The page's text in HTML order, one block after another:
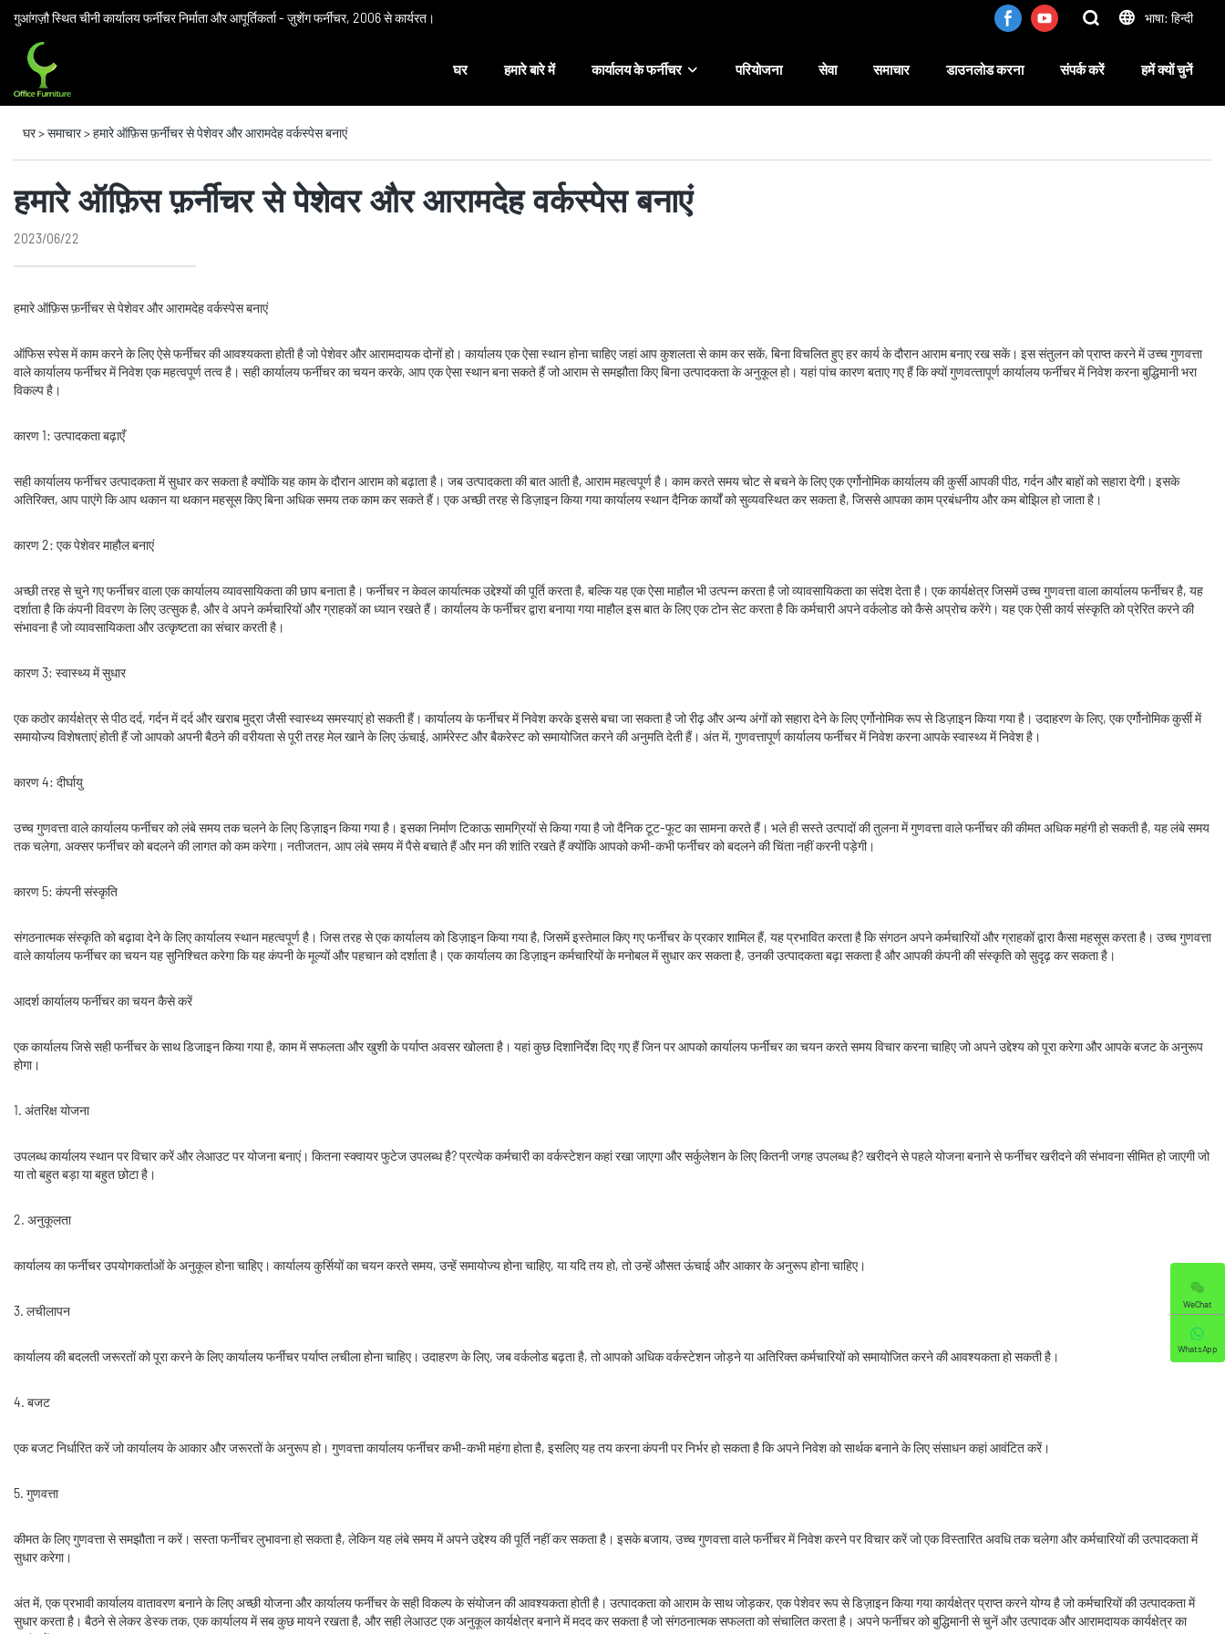
गुआंगज़ौ स्थित चीनी कार्यालय फर्नीचर निर्माता और आपूर्तिकर्ता - ज़ुशेंग फर्नीचर, 2006 से कार्यरत। भाषा: हिन्दी
घर हमारे बारे में कार्यालय के फर्नीचर परियोजना सेवा समाचार डाउनलोड करना संपर्क करें हमें क्यों चुनें
घर>समाचार>हमारे ऑफ़िस फ़र्नीचर से पेशेवर और आरामदेह वर्कस्पेस बनाएं
हमारे ऑफ़िस फ़र्नीचर से पेशेवर और आरामदेह वर्कस्पेस बनाएं
2023/06/22
हमारे ऑफ़िस फ़र्नीचर से पेशेवर और आरामदेह वर्कस्पेस बनाएं
ऑफिस स्पेस में काम करने के लिए ऐसे फर्नीचर की आवश्यकता होती है जो पेशेवर और आरामदायक दोनों हो। कार्यालय एक ऐसा स्थान होना चाहिए जहां आप कुशलता से काम कर सकें, बिना विचलित हुए हर कार्य के दौरान आराम बनाए रख सकें। इस संतुलन को प्राप्त करने में उच्च गुणवत्ता
वाले कार्यालय फर्नीचर में निवेश एक महत्वपूर्ण तत्व है। सही कार्यालय फर्नीचर का चयन करके, आप एक ऐसा स्थान बना सकते हैं जो आराम से समझौता किए बिना उत्पादकता के अनुकूल हो। यहां पांच कारण बताए गए हैं कि क्‍यों गुणवत्‍तापूर्ण कार्यालय फर्नीचर में निवेश करना बुद्धिमानी भरा
विकल्‍प है।
कारण 1: उत्पादकता बढ़ाएँ
सही कार्यालय फर्नीचर उत्पादकता में सुधार कर सकता है क्योंकि यह काम के दौरान आराम को बढ़ाता है। जब उत्पादकता की बात आती है, आराम महत्वपूर्ण है। काम करते समय चोट से बचने के लिए एक एर्गोनोमिक कार्यालय की कुर्सी आपकी पीठ, गर्दन और बाहों को सहारा देगी। इसके
अतिरिक्त, आप पाएंगे कि आप थकान या थकान महसूस किए बिना अधिक समय तक काम कर सकते हैं। एक अच्छी तरह से डिज़ाइन किया गया कार्यालय स्थान दैनिक कार्यों को सुव्यवस्थित कर सकता है, जिससे आपका काम प्रबंधनीय और कम बोझिल हो जाता है।
कारण 2: एक पेशेवर माहौल बनाएं
अच्छी तरह से चुने गए फर्नीचर वाला एक कार्यालय व्यावसायिकता की छाप बनाता है। फर्नीचर न केवल कार्यात्मक उद्देश्यों की पूर्ति करता है, बल्कि यह एक ऐसा माहौल भी उत्पन्न करता है जो व्यावसायिकता का संदेश देता है। एक कार्यक्षेत्र जिसमें उच्च गुणवत्ता वाला कार्यालय फर्नीचर है, यह
दर्शाता है कि कंपनी विवरण के लिए उत्सुक है, और वे अपने कर्मचारियों और ग्राहकों का ध्यान रखते हैं। कार्यालय के फर्नीचर द्वारा बनाया गया माहौल इस बात के लिए एक टोन सेट करता है कि कर्मचारी अपने वर्कलोड को कैसे अप्रोच करेंगे। यह एक ऐसी कार्य संस्कृति को प्रेरित करने की
संभावना है जो व्यावसायिकता और उत्कृष्टता का संचार करती है।
कारण 3: स्वास्थ्य में सुधार
एक कठोर कार्यक्षेत्र से पीठ दर्द, गर्दन में दर्द और खराब मुद्रा जैसी स्वास्थ्य समस्याएं हो सकती हैं। कार्यालय के फर्नीचर में निवेश करके इससे बचा जा सकता है जो रीढ़ और अन्य अंगों को सहारा देने के लिए एर्गोनोमिक रूप से डिज़ाइन किया गया है। उदाहरण के लिए, एक एर्गोनोमिक कुर्सी में
समायोज्य विशेषताएं होती हैं जो आपको अपनी बैठने की वरीयता से पूरी तरह मेल खाने के लिए ऊंचाई, आर्मरेस्ट और बैकरेस्ट को समायोजित करने की अनुमति देती हैं। अंत में, गुणवत्तापूर्ण कार्यालय फर्नीचर में निवेश करना आपके स्वास्थ्य में निवेश है।
कारण 4: दीर्घायु
उच्च गुणवत्ता वाले कार्यालय फर्नीचर को लंबे समय तक चलने के लिए डिज़ाइन किया गया है। इसका निर्माण टिकाऊ सामग्रियों से किया गया है जो दैनिक टूट-फूट का सामना करते हैं। भले ही सस्ते उत्पादों की तुलना में गुणवत्ता वाले फर्नीचर की कीमत अधिक महंगी हो सकती है, यह लंबे समय
तक चलेगा, अक्सर फर्नीचर को बदलने की लागत को कम करेगा। नतीजतन, आप लंबे समय में पैसे बचाते हैं और मन की शांति रखते हैं क्योंकि आपको कभी-कभी फर्नीचर को बदलने की चिंता नहीं करनी पड़ेगी।
कारण 5: कंपनी संस्कृति
संगठनात्मक संस्कृति को बढ़ावा देने के लिए कार्यालय स्थान महत्वपूर्ण है। जिस तरह से एक कार्यालय को डिज़ाइन किया गया है, जिसमें इस्तेमाल किए गए फर्नीचर के प्रकार शामिल हैं, यह प्रभावित करता है कि संगठन अपने कर्मचारियों और ग्राहकों द्वारा कैसा महसूस करता है। उच्च गुणवत्ता
वाले कार्यालय फर्नीचर का चयन यह सुनिश्चित करेगा कि यह कंपनी के मूल्यों और पहचान को दर्शाता है। एक कार्यालय का डिज़ाइन कर्मचारियों के मनोबल में सुधार कर सकता है, उनकी उत्पादकता बढ़ा सकता है और आपकी कंपनी की संस्कृति को सुदृढ़ कर सकता है।
आदर्श कार्यालय फर्नीचर का चयन कैसे करें
एक कार्यालय जिसे सही फर्नीचर के साथ डिजाइन किया गया है, काम में सफलता और खुशी के पर्याप्त अवसर खोलता है। यहां कुछ दिशानिर्देश दिए गए हैं जिन पर आपको कार्यालय फर्नीचर का चयन करते समय विचार करना चाहिए जो अपने उद्देश्य को पूरा करेगा और आपके बजट के अनुरूप
होगा।
1. अंतरिक्ष योजना
उपलब्ध कार्यालय स्थान पर विचार करें और लेआउट पर योजना बनाएं। कितना स्क्वायर फुटेज उपलब्ध है? प्रत्येक कर्मचारी का वर्कस्टेशन कहां रखा जाएगा और सर्कुलेशन के लिए कितनी जगह उपलब्ध है? खरीदने से पहले योजना बनाने से फर्नीचर खरीदने की संभावना सीमित हो जाएगी जो
या तो बहुत बड़ा या बहुत छोटा है।
2. अनुकूलता
कार्यालय का फर्नीचर उपयोगकर्ताओं के अनुकूल होना चाहिए। कार्यालय कुर्सियों का चयन करते समय, उन्हें समायोज्य होना चाहिए, या यदि तय हो, तो उन्हें औसत ऊंचाई और आकार के अनुरूप होना चाहिए।
3. लचीलापन
कार्यालय की बदलती जरूरतों को पूरा करने के लिए कार्यालय फर्नीचर पर्याप्त लचीला होना चाहिए। उदाहरण के लिए, जब वर्कलोड बढ़ता है, तो आपको अधिक वर्कस्टेशन जोड़ने या अतिरिक्त कर्मचारियों को समायोजित करने की आवश्यकता हो सकती है।
4. बजट
एक बजट निर्धारित करें जो कार्यालय के आकार और जरूरतों के अनुरूप हो। गुणवत्ता कार्यालय फर्नीचर कभी-कभी महंगा होता है, इसलिए यह तय करना कंपनी पर निर्भर हो सकता है कि अपने निवेश को सार्थक बनाने के लिए संसाधन कहां आवंटित करें।
5. गुणवत्ता
कीमत के लिए गुणवत्ता से समझौता न करें। सस्ता फर्नीचर लुभावना हो सकता है, लेकिन यह लंबे समय में अपने उद्देश्य की पूर्ति नहीं कर सकता है। इसके बजाय, उच्च गुणवत्ता वाले फर्नीचर में निवेश करने पर विचार करें जो एक विस्तारित अवधि तक चलेगा और कर्मचारियों की उत्पादकता में
सुधार करेगा।
अंत में, एक प्रभावी कार्यालय वातावरण बनाने के लिए अच्छी योजना और कार्यालय फर्नीचर के सही विकल्प के संयोजन की आवश्यकता होती है। उत्पादकता को आराम के साथ जोड़कर, एक पेशेवर रूप से डिज़ाइन किया गया कार्यक्षेत्र प्राप्त करने योग्य है जो कर्मचारियों की उत्पादकता में
सुधार करता है। बैठने से लेकर डेस्क तक, एक कार्यालय में सब कुछ मायने रखता है, और सही लेआउट एक अनुकूल कार्यक्षेत्र बनाने में मदद कर सकता है जो संगठनात्मक सफलता को संचालित करता है। अपने फर्नीचर को बुद्धिमानी से चुनें और उत्पादक और आरामदायक कार्यक्षेत्र का
WeChat
WhatsApp